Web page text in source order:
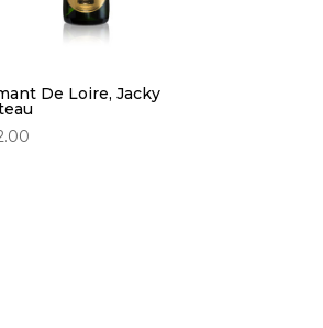
De Loire, Jacky